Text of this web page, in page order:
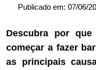
Publicado em: 07/06/
Descubra por
começar a fazer
as principais